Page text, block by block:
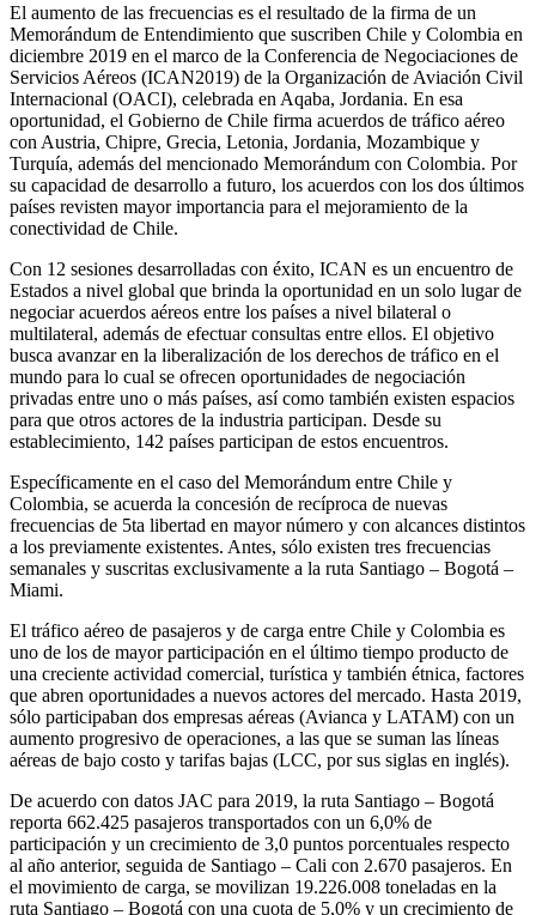
El aumento de las frecuencias es el resultado de la firma de un
Memorándum de Entendimiento que suscriben Chile y Colombia en
diciembre 2019 en el marco de la Conferencia de Negociaciones de
Servicios Aéreos (ICAN2019) de la Organización de Aviación Civil
Internacional (OACI), celebrada en Aqaba, Jordania. En esa
oportunidad, el Gobierno de Chile firma acuerdos de tráfico aéreo
con Austria, Chipre, Grecia, Letonia, Jordania, Mozambique y
Turquía, además del mencionado Memorándum con Colombia. Por
su capacidad de desarrollo a futuro, los acuerdos con los dos últimos
países revisten mayor importancia para el mejoramiento de la
conectividad de Chile.
Con 12 sesiones desarrolladas con éxito, ICAN es un encuentro de
Estados a nivel global que brinda la oportunidad en un solo lugar de
negociar acuerdos aéreos entre los países a nivel bilateral o
multilateral, además de efectuar consultas entre ellos. El objetivo
busca avanzar en la liberalización de los derechos de tráfico en el
mundo para lo cual se ofrecen oportunidades de negociación
privadas entre uno o más países, así como también existen espacios
para que otros actores de la industria participan. Desde su
establecimiento, 142 países participan de estos encuentros.
Específicamente en el caso del Memorándum entre Chile y
Colombia, se acuerda la concesión de recíproca de nuevas
frecuencias de 5ta libertad en mayor número y con alcances distintos
a los previamente existentes. Antes, sólo existen tres frecuencias
semanales y suscritas exclusivamente a la ruta Santiago – Bogotá –
Miami.
El tráfico aéreo de pasajeros y de carga entre Chile y Colombia es
uno de los de mayor participación en el último tiempo producto de
una creciente actividad comercial, turística y también étnica, factores
que abren oportunidades a nuevos actores del mercado. Hasta 2019,
sólo participaban dos empresas aéreas (Avianca y LATAM) con un
aumento progresivo de operaciones, a las que se suman las líneas
aéreas de bajo costo y tarifas bajas (LCC, por sus siglas en inglés).
De acuerdo con datos JAC para 2019, la ruta Santiago – Bogotá
reporta 662.425 pasajeros transportados con un 6,0% de
participación y un crecimiento de 3,0 puntos porcentuales respecto
al año anterior, seguida de Santiago – Cali con 2.670 pasajeros. En
el movimiento de carga, se movilizan 19.226.008 toneladas en la
ruta Santiago – Bogotá con una cuota de 5,0% y un crecimiento de